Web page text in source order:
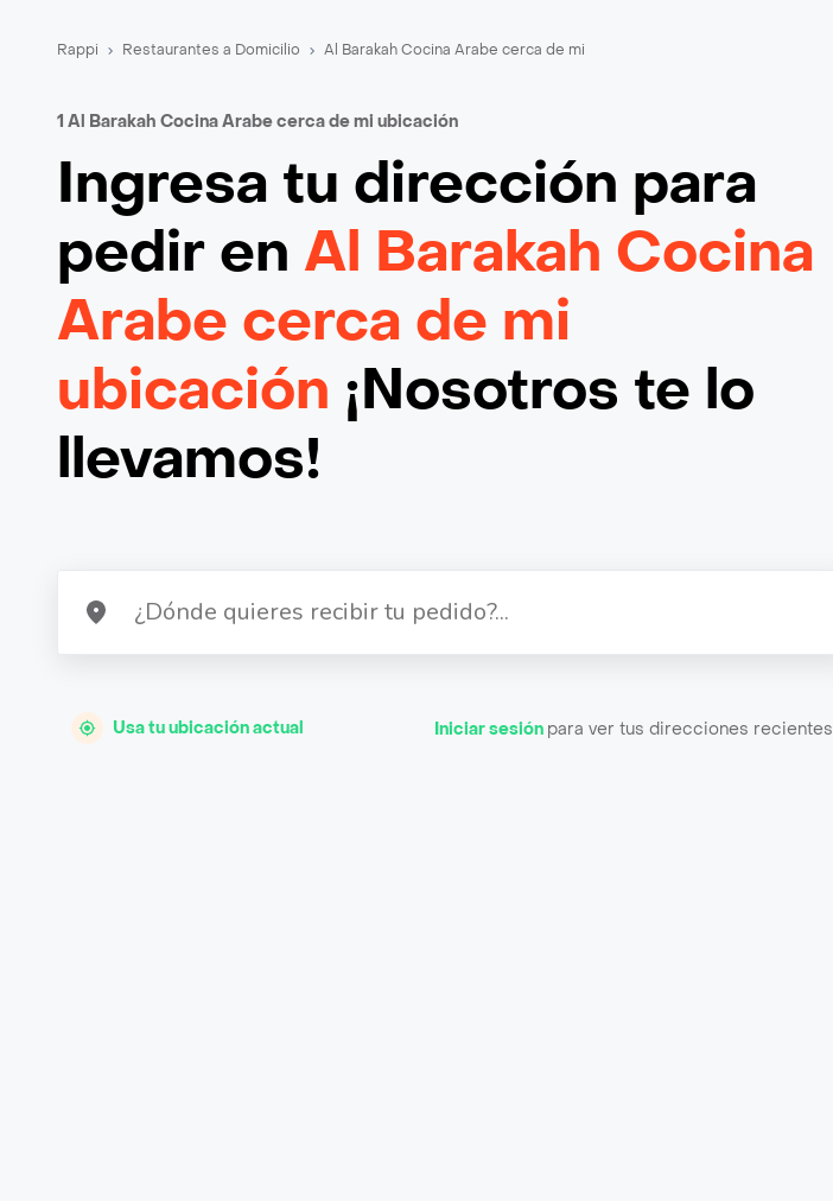
Rappi Restaurantes a Domicilio Al Barakah Cocina Arabe cerca de mi
1 Al Barakah Cocina Arabe cerca de mi ubicación
Ingresa tu dirección para
pedir en Al Barakah Cocina
Arabe cerca de mi
ubicación ¡Nosotros te lo
llevamos!
Usa tu ubicación actual Iniciar sesión para ver tus direcciones recientes